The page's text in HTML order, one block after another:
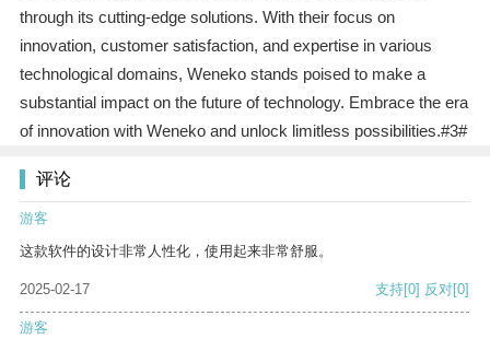
through its cutting-edge solutions. With their focus on
innovation, customer satisfaction, and expertise in various
technological domains, Weneko stands poised to make a
substantial impact on the future of technology. Embrace the era
of innovation with Weneko and unlock limitless possibilities.#3#
评论
游客
这款软件的设计非常人性化，使用起来非常舒服。
2025-02-17 支持[0] 反对[0]
游客